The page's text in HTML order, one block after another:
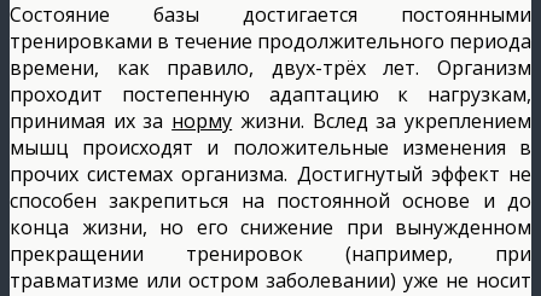
Состояние базы достигается постоянными
тренировками в течение продолжительного периода
времени, как правило, двух-трёх лет. Организм
проходит постепенную адаптацию к нагрузкам,
принимая их за норму жизни. Вслед за укреплением
мышц происходят и положительные изменения в
прочих системах организма. Достигнутый эффект не
способен закрепиться на постоянной основе и до
конца жизни, но его снижение при вынужденном
прекращении тренировок (например, при
травматизме или остром заболевании) уже не носит